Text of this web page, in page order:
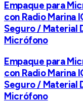
Empaque para
con Radio Marina
Seguro / Material
Micrófono
Empaque para
con Radio Marina
Seguro / Material
Micrófono